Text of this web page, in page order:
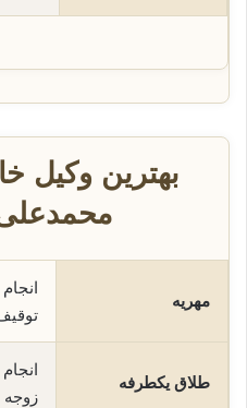
بهترین وکیل
مهریه
طلاق یکطرفه
زوجه